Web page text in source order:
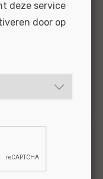
deze service
door op